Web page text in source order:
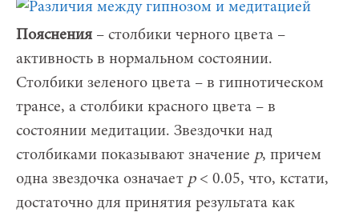
Пояснения – столбики черного цвета –
активность в нормальном состоянии.
Столбики зеленого цвета – в гипнотическом
трансе, а столбики красного цвета – в
состоянии медитации. Звездочки над
столбиками показывают значение p, причем
одна звездочка означает p< 0.05, что, кстати,
достаточно для принятия результата как